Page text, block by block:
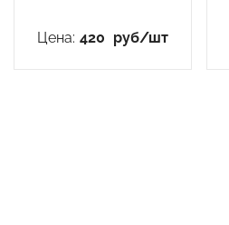
Цена: 420 руб/шт